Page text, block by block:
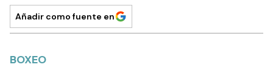
Añadir como fuente en
BOXEO